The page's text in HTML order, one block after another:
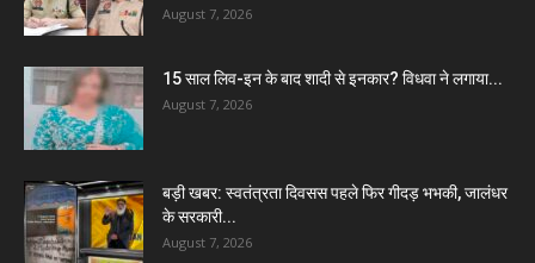
August 7, 2026
15 साल लिव-इन के बाद शादी से इनकार? विधवा ने लगाया...
August 7, 2026
बड़ी खबर: स्वतंत्रता दिवसस पहले फिर गीदड़ भभकी, जालंधर
के सरकारी...
August 7, 2026